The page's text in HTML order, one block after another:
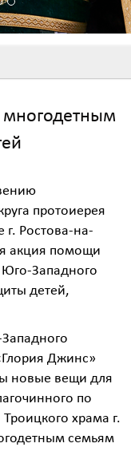
протоиерея
Ростова-на-
акция помощи
Западного
детей,
Джинс»
новые вещи для
по
храма г.
семьям